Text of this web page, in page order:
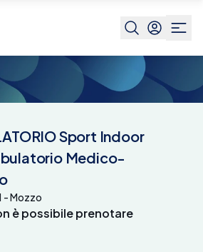
Indoor SRL | Poliambulatorio
Sport Indoor
Medico-
- Mozzo
è possibile prenotare